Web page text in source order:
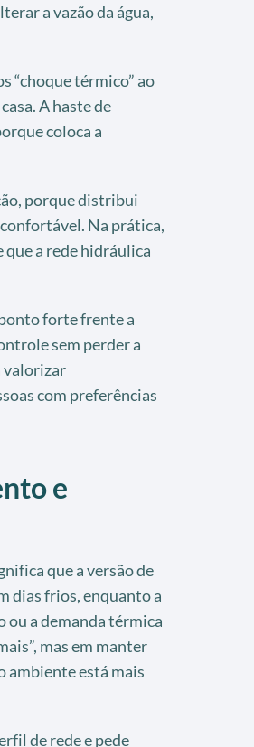
a vazão da água,
“choque térmico” ao
A haste de
coloca a
porque distribui
confortável. Na prática,
a rede hidráulica
forte frente a
sem perder a
valorizar
com preferências
e
que a versão de
dias frios, enquanto a
ou a demanda térmica
mas em manter
ambiente está mais
de rede e pede